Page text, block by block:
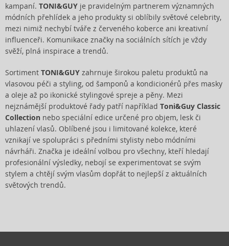
kampaní. TONI&GUY je pravidelným partnerem významných
módních přehlídek a jeho produkty si oblíbily světové celebrity,
mezi nimiž nechybí tváře z červeného koberce ani kreativní
influenceři. Komunikace značky na sociálních sítích je vždy
svěží, plná inspirace a trendů.
Sortiment TONI&GUY zahrnuje širokou paletu produktů na
vlasovou péči a styling, od šamponů a kondicionérů přes masky
a oleje až po ikonické stylingové spreje a pěny. Mezi
nejznámější produktové řady patří například Toni&Guy Classic
Collection nebo speciální edice určené pro objem, lesk či
uhlazení vlasů. Oblíbené jsou i limitované kolekce, které
vznikají ve spolupráci s předními stylisty nebo módními
návrháři. Značka je ideální volbou pro všechny, kteří hledají
profesionální výsledky, nebojí se experimentovat se svým
stylem a chtějí svým vlasům dopřát to nejlepší z aktuálních
světových trendů.